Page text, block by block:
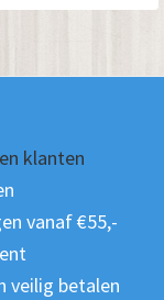
klanten
vanaf €55,-
veilig betalen